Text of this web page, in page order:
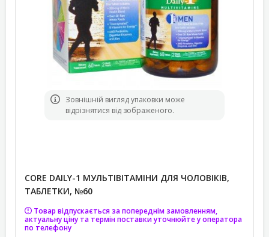
Зовнішній вигляд упаковки може
відрізнятися від зображеного.
CORE DAILY-1 МУЛЬТІВІТАМІНИ ДЛЯ ЧОЛОВІКІВ,
ТАБЛЕТКИ, №60
Товар відпускається за попереднім замовленням,
актуальну ціну та термін поставки уточнюйте у оператора
по телефону